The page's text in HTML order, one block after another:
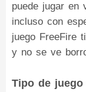
puede jugar en
incluso con
juego FreeFire
y no se ve
Tipo de